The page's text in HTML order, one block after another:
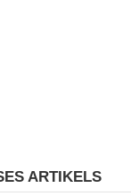
ARTIKELS